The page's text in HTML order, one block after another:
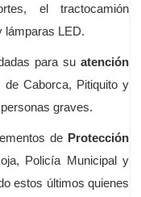
el tractocamión
lámparas LED.
para su atención
Caborca, Pitiquito y
graves.
de Protección
Policía Municipal y
estos últimos quienes